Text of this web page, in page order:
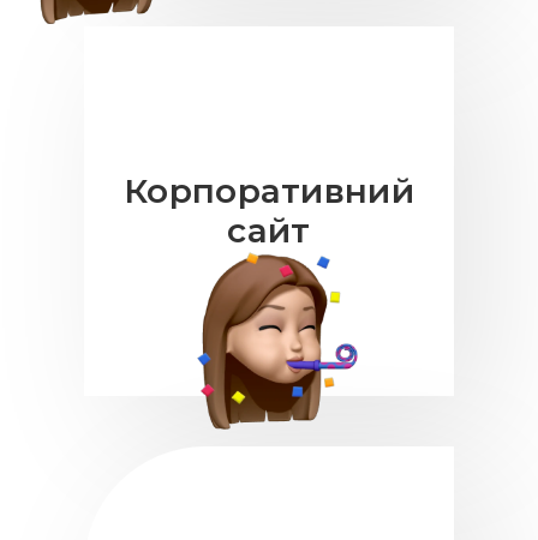
Корпоративний
сайт